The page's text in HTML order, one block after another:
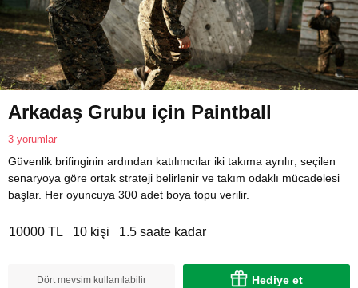
Arkadaş Grubu için Paintball
3 yorumlar
Güvenlik brifinginin ardından katılımcılar iki takıma ayrılır; seçilen
senaryoya göre ortak strateji belirlenir ve takım odaklı mücadelesi
başlar. Her oyuncuya 300 adet boya topu verilir.
10000 TL 10 kişi 1.5 saate kadar
Dört mevsim kullanılabilir Hediye et